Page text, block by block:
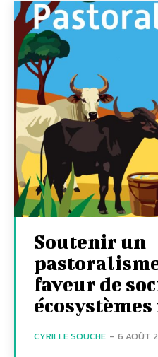
Soutenir un
faveur de
CYRILLE SOUCHE - 6 AOÛT